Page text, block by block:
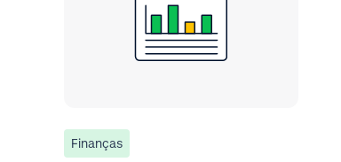
Finanças